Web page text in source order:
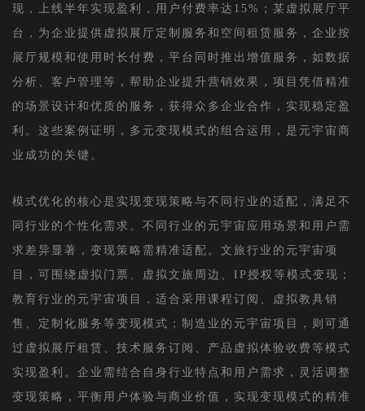
现，上线半年实现盈利，用户付费率达15%；某虚拟展厅平
台，为企业提供虚拟展厅定制服务和空间租赁服务，企业按
展厅规模和使用时长付费，平台同时推出增值服务，如数据
分析、客户管理等，帮助企业提升营销效果，项目凭借精准
的场景设计和优质的服务，获得众多企业合作，实现稳定盈
利。这些案例证明，多元变现模式的组合运用，是元宇宙商
业成功的关键。
模式优化的核心是实现变现策略与不同行业的适配，满足不
同行业的个性化需求。不同行业的元宇宙应用场景和用户需
求差异显著，变现策略需精准适配。文旅行业的元宇宙项
目，可围绕虚拟门票、虚拟文旅周边、IP授权等模式变现；
教育行业的元宇宙项目，适合采用课程订阅、虚拟教具销
售、定制化服务等变现模式；制造业的元宇宙项目，则可通
过虚拟展厅租赁、技术服务订阅、产品虚拟体验收费等模式
实现盈利。企业需结合自身行业特点和用户需求，灵活调整
变现策略，平衡用户体验与商业价值，实现变现模式的精准